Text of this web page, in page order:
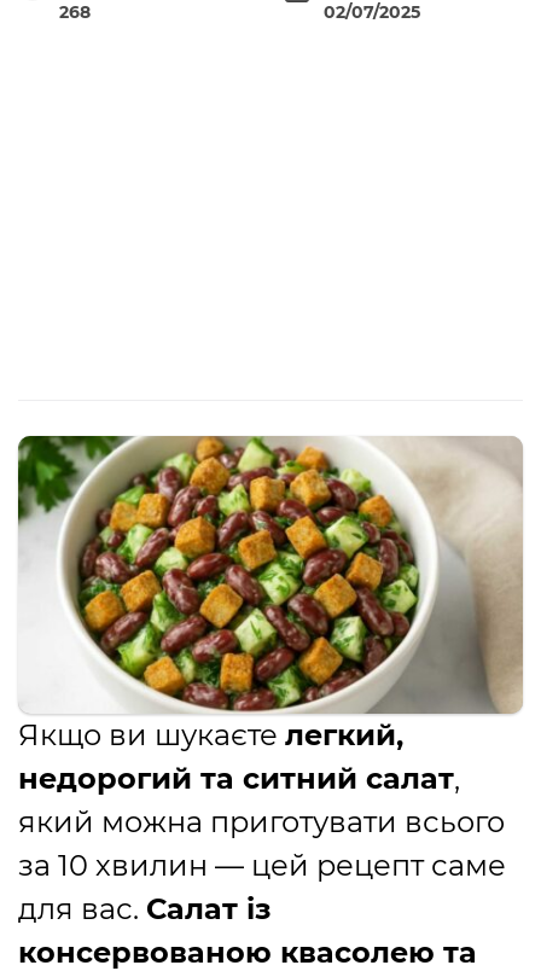
268
02/07/2025
Якщо ви шукаєте легкий,
недорогий та ситний салат,
який можна приготувати всього
за 10 хвилин — цей рецепт саме
для вас. Салат із
консервованою квасолею та